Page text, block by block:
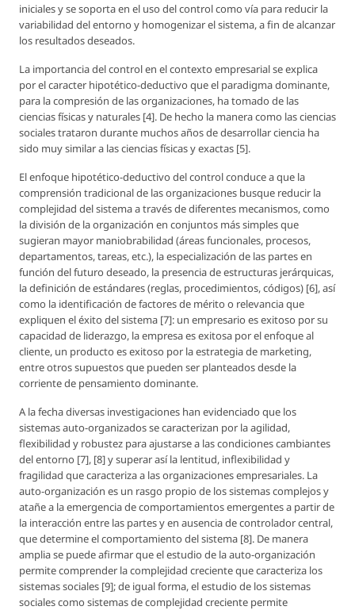
iniciales y se soporta en el uso del control como vía para reducir la
variabilidad del entorno y homogenizar el sistema, a fin de alcanzar
los resultados deseados.
La importancia del control en el contexto empresarial se explica
por el caracter hipotético-deductivo que el paradigma dominante,
para la compresión de las organizaciones, ha tomado de las
ciencias físicas y naturales [4]. De hecho la manera como las ciencias
sociales trataron durante muchos años de desarrollar ciencia ha
sido muy similar a las ciencias físicas y exactas [5].
El enfoque hipotético-deductivo del control conduce a que la
comprensión tradicional de las organizaciones busque reducir la
complejidad del sistema a través de diferentes mecanismos, como
la división de la organización en conjuntos más simples que
sugieran mayor maniobrabilidad (áreas funcionales, procesos,
departamentos, tareas, etc.), la especialización de las partes en
función del futuro deseado, la presencia de estructuras jerárquicas,
la definición de estándares (reglas, procedimientos, códigos) [6], así
como la identificación de factores de mérito o relevancia que
expliquen el éxito del sistema [7]: un empresario es exitoso por su
capacidad de liderazgo, la empresa es exitosa por el enfoque al
cliente, un producto es exitoso por la estrategia de marketing,
entre otros supuestos que pueden ser planteados desde la
corriente de pensamiento dominante.
A la fecha diversas investigaciones han evidenciado que los
sistemas auto-organizados se caracterizan por la agilidad,
flexibilidad y robustez para ajustarse a las condiciones cambiantes
del entorno [7], [8] y superar así la lentitud, inflexibilidad y
fragilidad que caracteriza a las organizaciones empresariales. La
auto-organización es un rasgo propio de los sistemas complejos y
atañe a la emergencia de comportamientos emergentes a partir de
la interacción entre las partes y en ausencia de controlador central,
que determine el comportamiento del sistema [8]. De manera
amplia se puede afirmar que el estudio de la auto-organización
permite comprender la complejidad creciente que caracteriza los
sistemas sociales [9]; de igual forma, el estudio de los sistemas
sociales como sistemas de complejidad creciente permite